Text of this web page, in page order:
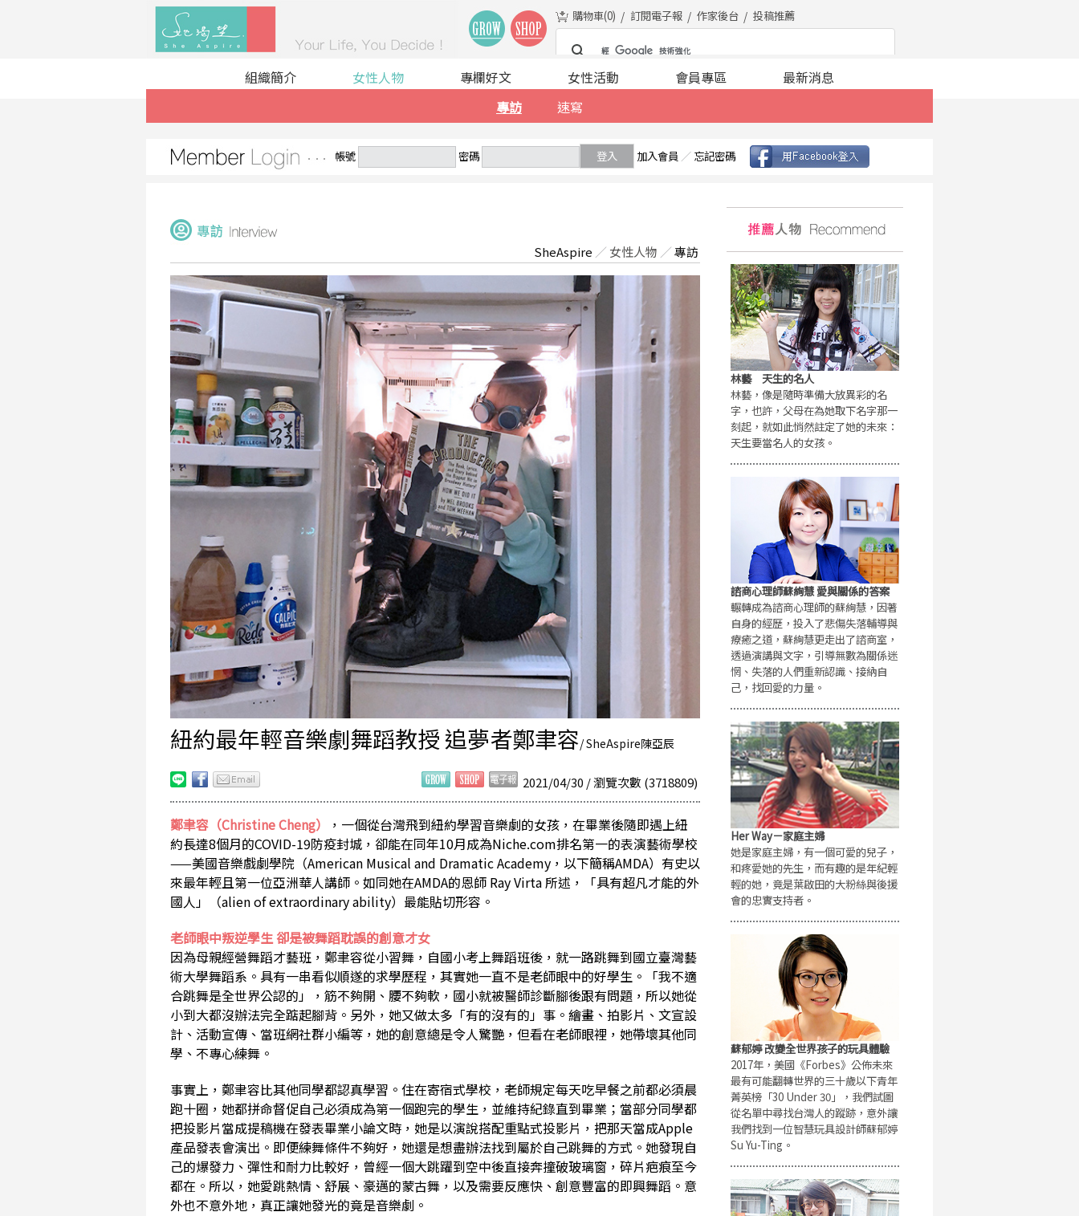
購物車(0) 訂閱電子報 作家後台 投稿推薦
組織簡介
女性人物
專訪
速寫
專欄好文 女性活動 會員專區 最新消息
帳號 密碼 登入 加入會員 ／ 忘記密碼
SheAspire ／ 女性人物 ／專訪
紐約最年輕音樂劇舞蹈教授 追夢者鄭聿容/ SheAspire陳亞辰
2021/04/30 / 瀏覽次數 (3718809)
鄭聿容（Christine Cheng）
，一個從台灣飛到紐約學習音樂劇的女孩，在畢業後隨即遇上紐
約長達8個月的COVID-19防疫封城，卻能在同年10月成為Niche.com排名第一的表演藝術學校
——美國音樂戲劇學院（American Musical and Dramatic Academy，以下簡稱AMDA）有史以
來最年輕且第一位亞洲華人講師。如同她在AMDA的恩師 Ray Virta 所述，「具有超凡才能的外
國人」（alien of extraordinary ability）最能貼切形容。
老師眼中叛逆學生 卻是被舞蹈耽誤的創意才女
因為母親經營舞蹈才藝班，鄭聿容從小習舞，自國小考上舞蹈班後，就一路跳舞到國立臺灣藝
術大學舞蹈系。具有一串看似順遂的求學歷程，其實她一直不是老師眼中的好學生。「我不適
合跳舞是全世界公認的」，筋不夠開、腰不夠軟，國小就被醫師診斷腳後跟有問題，所以她從
小到大都沒辦法完全踮起腳背。另外，她又做太多「有的沒有的」事。繪畫、拍影片、文宣設
計、活動宣傳、當班網社群小編等，她的創意總是令人驚艷，但看在老師眼裡，她帶壞其他同
學、不專心練舞。
事實上，鄭聿容比其他同學都認真學習。住在寄宿式學校，老師規定每天吃早餐之前都必須晨
跑十圈，她都拼命督促自己必須成為第一個跑完的學生，並維持紀錄直到畢業；當部分同學都
把投影片當成提稿機在發表畢業小論文時，她是以演說搭配重點式投影片，把那天當成Apple
產品發表會演出。即便練舞條件不夠好，她還是想盡辦法找到屬於自己跳舞的方式。她發現自
己的爆發力、彈性和耐力比較好，曾經一個大跳躍到空中後直接奔撞破玻璃窗，碎片疤痕至今
都在。所以，她愛跳熱情、舒展、豪邁的蒙古舞，以及需要反應快、創意豐富的即興舞蹈。意
外也不意外地，真正讓她發光的竟是音樂劇。
林藝 天生的名人
林藝，像是隨時準備大放異彩的名
字，也許，父母在為她取下名字那一
刻起，就如此悄然註定了她的未來：
天生要當名人的女孩。
諮商心理師蘇絢慧 愛與關係的答案
輾轉成為諮商心理師的蘇絢慧，因著
自身的經歷，投入了悲傷失落輔導與
療癒之道，蘇絢慧更走出了諮商室，
透過演講與文字，引導無數為關係迷
惘、失落的人們重新認識、接納自
己，找回愛的力量。
Her Way－家庭主婦
她是家庭主婦，有一個可愛的兒子，
和疼愛她的先生，而有趣的是年紀輕
輕的她，竟是葉啟田的大粉絲與後援
會的忠實支持者。
蘇郁婷 改變全世界孩子的玩具體驗
2017年，美國《Forbes》公佈未來
最有可能翻轉世界的三十歲以下青年
菁英榜「30 Under 30」，我們試圖
從名單中尋找台灣人的蹤跡，意外讓
我們找到一位智慧玩具設計師蘇郁婷
Su Yu-Ting。